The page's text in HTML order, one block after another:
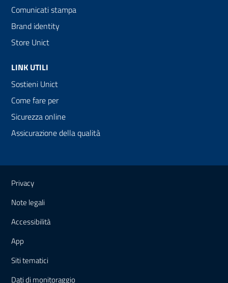
Comunicati stampa
Brand identity
Store Unict
LINK UTILI
Sostieni Unict
Come fare per
Sicurezza online
Assicurazione della qualità
Link e informazioni utili
Privacy
Note legali
Accessibilità
App
Siti tematici
Dati di monitoraggio